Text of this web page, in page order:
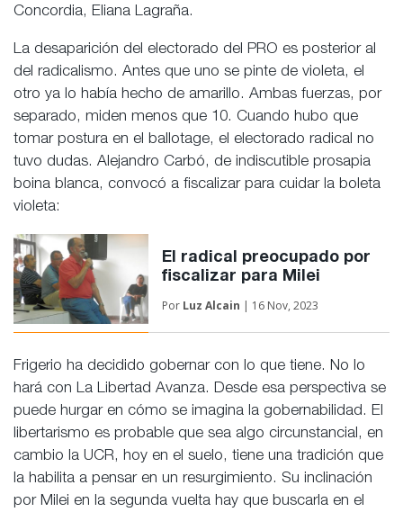
Concordia, Eliana Lagraña.
La desaparición del electorado del PRO es posterior al
del radicalismo. Antes que uno se pinte de violeta, el
otro ya lo había hecho de amarillo. Ambas fuerzas, por
separado, miden menos que 10. Cuando hubo que
tomar postura en el ballotage, el electorado radical no
tuvo dudas. Alejandro Carbó, de indiscutible prosapia
boina blanca, convocó a fiscalizar para cuidar la boleta
violeta:
El radical preocupado por
fiscalizar para Milei
Por Luz Alcain | 16 Nov, 2023
Frigerio ha decidido gobernar con lo que tiene. No lo
hará con La Libertad Avanza. Desde esa perspectiva se
puede hurgar en cómo se imagina la gobernabilidad. El
libertarismo es probable que sea algo circunstancial, en
cambio la UCR, hoy en el suelo, tiene una tradición que
la habilita a pensar en un resurgimiento. Su inclinación
por Milei en la segunda vuelta hay que buscarla en el